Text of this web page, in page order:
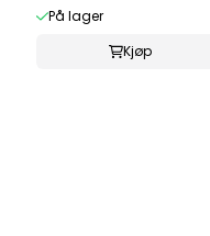
På lager
Kjøp